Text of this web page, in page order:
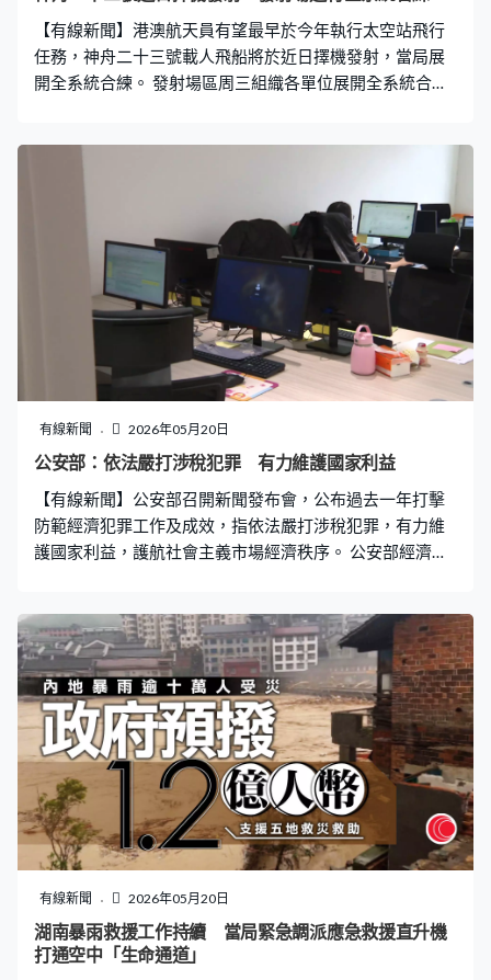
【有線新聞】港澳航天員有望最早於今年執行太空站飛行
任務，神舟二十三號載人飛船將於近日擇機發射，當局展
開全系統合練。 發射場區周三組織各單位展開全系統合
有線新聞 2026年05月20日
公安部：依法嚴打涉稅犯罪 有力維護國家利益
【有線新聞】公安部召開新聞發布會，公布過去一年打擊
防範經濟犯罪工作及成效，指依法嚴打涉稅犯罪，有力維
護國家利益，護航社會主義市場經濟秩序。 公安部經濟犯
打擊利用離岸公司和地下錢莊向境外轉移贓款『殲擊』專
項工作，共破案1600餘起，對100多個跨區域地下錢莊犯
罪網絡開展集群打擊。組織開展緝捕在逃境外經濟犯罪嫌
疑人『獵狐行動』，抓獲境外逃犯880餘名，其中紅通逃
犯38名。」 公安部指由去年至今年4月底，共立案偵辦
8400多宗危害稅收徵管犯罪案件，追回23億多元經濟損
失。其中騙稅案件立案300多宗，追回經濟損失金額同比
上升兩成。當局亦對虛開增值稅專用發票、非法經營等犯
罪，以及其他不法中介團夥實施全鏈條打擊，取得了顯著
成效。
有線新聞 2026年05月20日
湖南暴雨救援工作持續 當局緊急調派應急救援直升機
打通空中「生命通道」